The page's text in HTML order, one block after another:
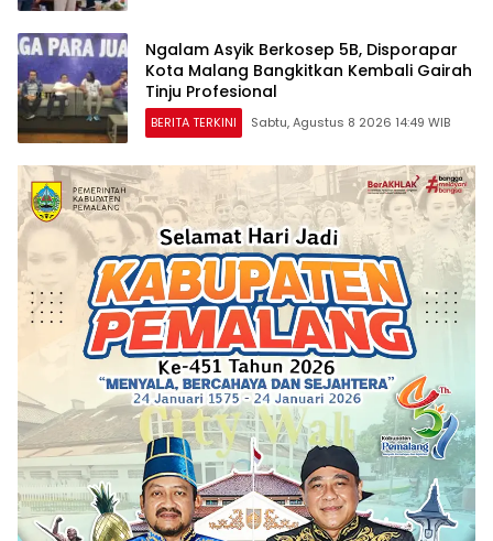
Ngalam Asyik Berkosep 5B, Disporapar
Kota Malang Bangkitkan Kembali Gairah
Tinju Profesional
BERITA TERKINI Sabtu, Agustus 8 2026 14:49 WIB